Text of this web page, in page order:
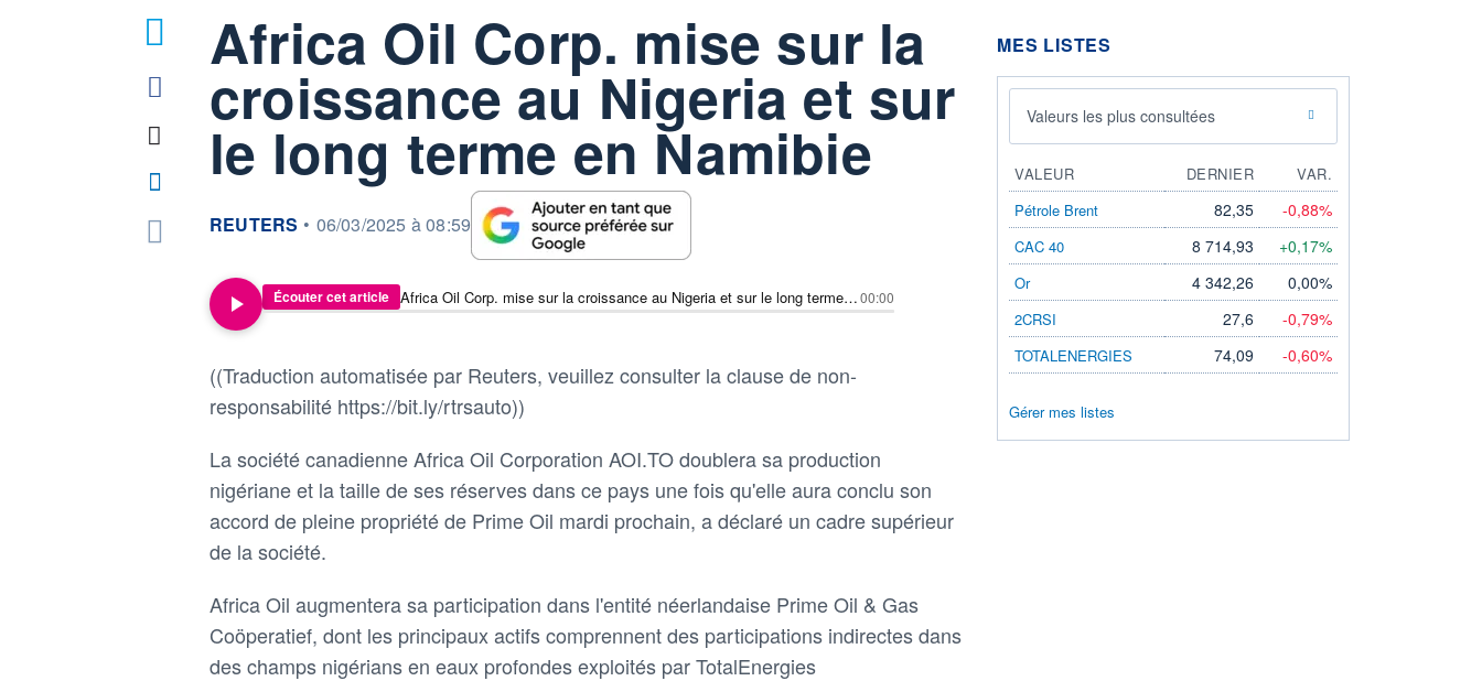
Africa Oil Corp. mise sur la
croissance au Nigeria et sur
le long terme en Namibie
information fournie par
REUTERS • 06/03/2025 à 08:59
Écouter cet article Africa Oil Corp. mise sur la croissance au Nigeria et sur le long terme en Namibie00:00
((Traduction automatisée par Reuters, veuillez consulter la clause de non-
responsabilité https://bit.ly/rtrsauto))
La société canadienne Africa Oil Corporation AOI.TO doublera sa production
nigériane et la taille de ses réserves dans ce pays une fois qu'elle aura conclu son
accord de pleine propriété de Prime Oil mardi prochain, a déclaré un cadre supérieur
de la société.
Africa Oil augmentera sa participation dans l'entité néerlandaise Prime Oil & Gas
Coöperatief, dont les principaux actifs comprennent des participations indirectes dans
des champs nigérians en eaux profondes exploités par TotalEnergies
MES LISTES
Valeurs les plus consultées
VALEUR DERNIER
VAR.
Pétrole Brent
82,35 -0,88%
CAC 40 8 714,93 +0,17%
Or 4 342,26 0,00%
2CRSI 27,6 -0,79%
TOTALENERGIES 74,09 -0,60%
Gérer mes listes